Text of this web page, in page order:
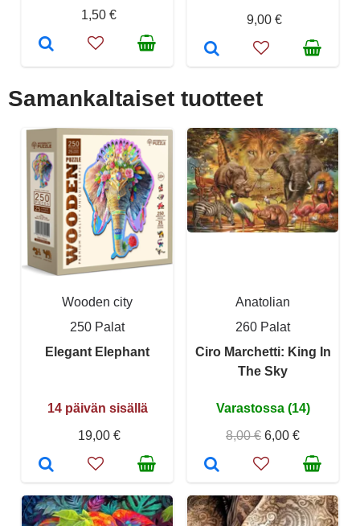
1,50 €
9,00 €
Samankaltaiset tuotteet
Wooden city
250 Palat
Elegant Elephant
14 päivän sisällä
19,00 €
Anatolian
260 Palat
Ciro Marchetti: King In
The Sky
Varastossa (14)
8,00 € 6,00 €